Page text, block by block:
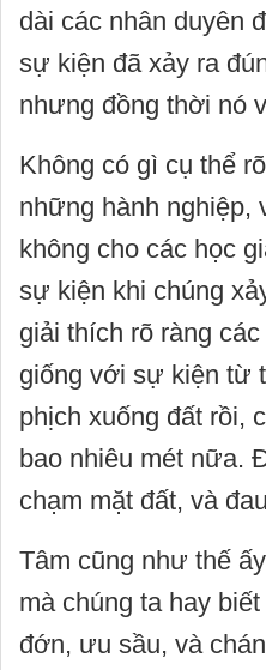
dài các nhân duyên
sự kiện đã xảy ra
nhưng đồng thời nó
Không có gì cụ thể
những hành nghiệp,
không cho các học
sự kiện khi chúng
giải thích rõ ràng
giống với sự kiện từ
phịch xuống đất rồi,
bao nhiêu mét nữa.
chạm mặt đất, và
Tâm cũng như thế
mà chúng ta hay
đớn, ưu sầu, và